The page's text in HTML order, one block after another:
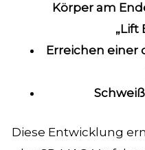
Körper am
„Lift
Erreichen einer
Diese Entwicklung